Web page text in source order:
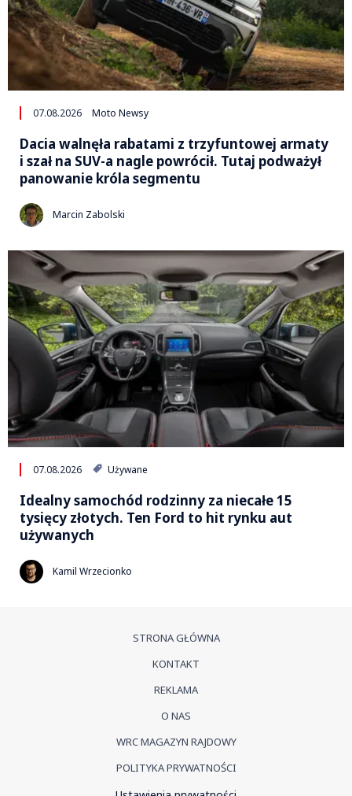
07.08.2026 Moto Newsy
Dacia walnęła rabatami z trzyfuntowej armaty
i szał na SUV-a nagle powrócił. Tutaj podważył
panowanie króla segmentu
Marcin Zabolski
07.08.2026 Używane
Idealny samochód rodzinny za niecałe 15
tysięcy złotych. Ten Ford to hit rynku aut
używanych
Kamil Wrzecionko
STRONA GŁÓWNA
KONTAKT
REKLAMA
O NAS
WRC MAGAZYN RAJDOWY
POLITYKA PRYWATNOŚCI